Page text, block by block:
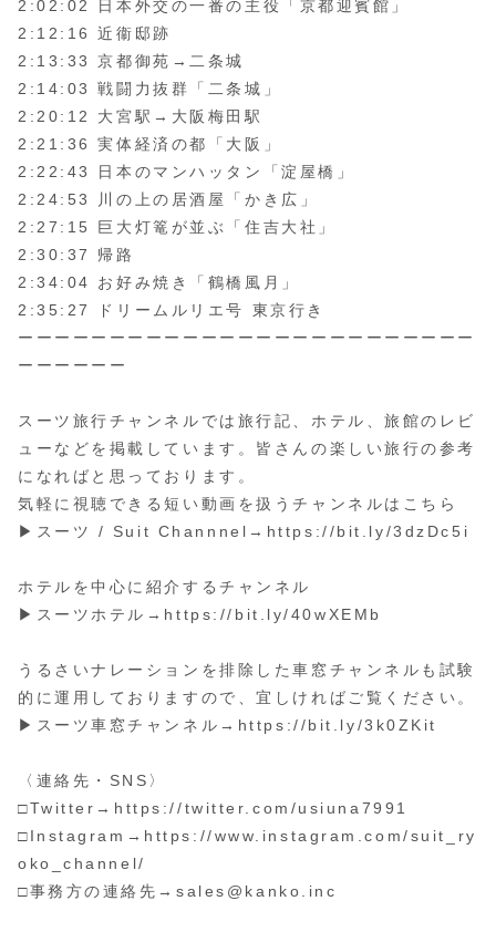
2:02:02 日本外交の一番の主役「京都迎賓館」
2:12:16 近衞邸跡
2:13:33 京都御苑→二条城
2:14:03 戦闘力抜群「二条城」
2:20:12 大宮駅→大阪梅田駅
2:21:36 実体経済の都「大阪」
2:22:43 日本のマンハッタン「淀屋橋」
2:24:53 川の上の居酒屋「かき広」
2:27:15 巨大灯篭が並ぶ「住吉大社」
2:30:37 帰路
2:34:04 お好み焼き「鶴橋風月」
2:35:27 ドリームルリエ号 東京行き
ーーーーーーーーーーーーーーーーーーーーーーーーー
ーーーーーー
スーツ旅行チャンネルでは旅行記、ホテル、旅館のレビ
ューなどを掲載しています。皆さんの楽しい旅行の参考
になればと思っております。
気軽に視聴できる短い動画を扱うチャンネルはこちら
▶スーツ / Suit Channnel→https://bit.ly/3dzDc5i
ホテルを中心に紹介するチャンネル
▶スーツホテル→https://bit.ly/40wXEMb
うるさいナレーションを排除した車窓チャンネルも試験
的に運用しておりますので、宜しければご覧ください。
▶スーツ車窓チャンネル→https://bit.ly/3k0ZKit
〈連絡先・SNS〉
□Twitter→https://twitter.com/usiuna7991
□Instagram→https://www.instagram.com/suit_ry
oko_channel/
□事務方の連絡先→sales@kanko.inc